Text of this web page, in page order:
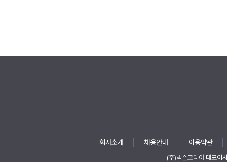
회사소개 채용안내 이용약관
(주)넥슨코리아 대표이